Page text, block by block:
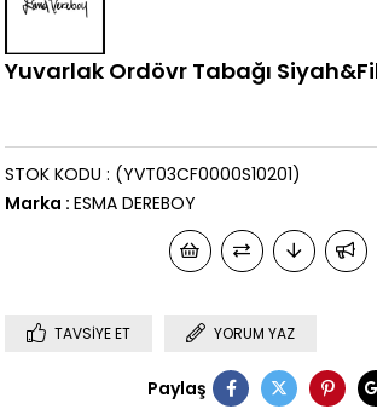
Yuvarlak Ordövr Tabağı
(YVT03CF0000S10201)
STOK KODU
Marka : ESMA DEREBOY
TAVSIYE ET YORUM YAZ
Paylaş